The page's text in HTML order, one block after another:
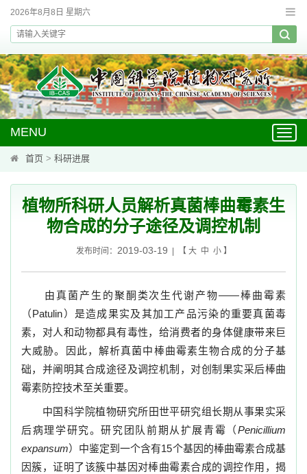
2026年8月8日 星期六
MENU
首页 > 科研进展
植物所科研人员解析真菌棒曲霉素生
物合成的分子途径及调控机制
发布时间： 2019-03-19 | 【 大 中 小】
由真菌产生的聚酮类次生代谢产物——棒曲霉素
（Patulin）是造成果实及其加工产品污染的重要真菌毒
素，对人和动物都具有毒性，给消费者的身体健康带来巨
大威胁。因此，解析真菌中棒曲霉素生物合成的分子基
础，并阐明其合成途径及调控机制，对创制果实采后棒曲
霉素防控技术至关重要。
中国科学院植物研究所田世平研究组长期从事果实采
后病理学研究。研究团队前期从扩展青霉（Penicillium
expansum）中鉴定到一个含有15个基因的棒曲霉素合成基
因簇，证明了该簇中基因对棒曲霉素合成的调控作用，揭